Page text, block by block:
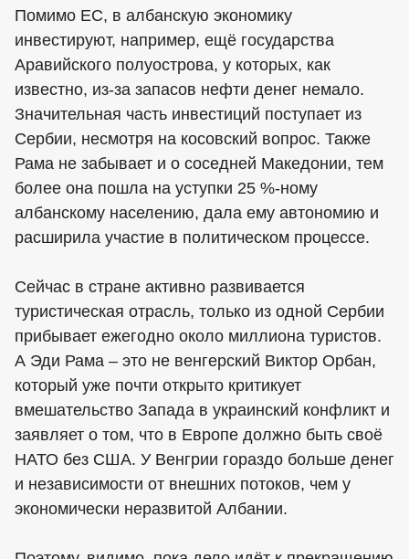
Помимо ЕС, в албанскую экономику
инвестируют, например, ещё государства
Аравийского полуострова, у которых, как
известно, из-за запасов нефти денег немало.
Значительная часть инвестиций поступает из
Сербии, несмотря на косовский вопрос. Также
Рама не забывает и о соседней Македонии, тем
более она пошла на уступки 25 %-ному
албанскому населению, дала ему автономию и
расширила участие в политическом процессе.
Сейчас в стране активно развивается
туристическая отрасль, только из одной Сербии
прибывает ежегодно около миллиона туристов.
А Эди Рама – это не венгерский Виктор Орбан,
который уже почти открыто критикует
вмешательство Запада в украинский конфликт и
заявляет о том, что в Европе должно быть своё
НАТО без США. У Венгрии гораздо больше денег
и независимости от внешних потоков, чем у
экономически неразвитой Албании.